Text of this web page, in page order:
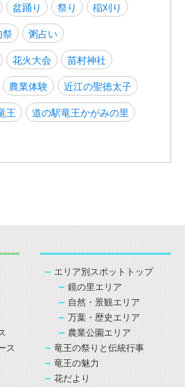
盆踊り 祭り
稲刈り
祭
粥占い
花火大会
苗村神社
農業体験
近江の聖徳太子
王
道の駅竜王かがみの里
ス
エリア別スポットトップ
鏡の里エリア
自然・景観エリア
万葉・歴史エリア
農業公園エリア
竜王の祭りと伝統行事
竜王の魅力
花だより